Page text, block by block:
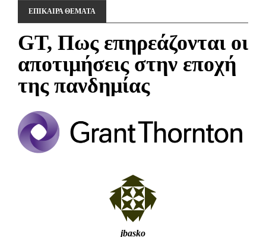
ΕΠΙΚΑΙΡΑ ΘΕΜΑΤΑ
GT, Πως επηρεάζονται οι
αποτιμήσεις στην εποχή
της πανδημίας
jbasko